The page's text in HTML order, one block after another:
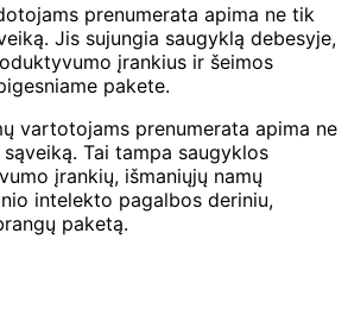
prenumerata apima ne tik
Jis sujungia saugyklą debesyje,
įrankius ir šeimos
pakete.
vartotojams prenumerata apima ne
Tai tampa saugyklos
įrankių, išmaniųjų namų
intelekto pagalbos deriniu,
paketą.